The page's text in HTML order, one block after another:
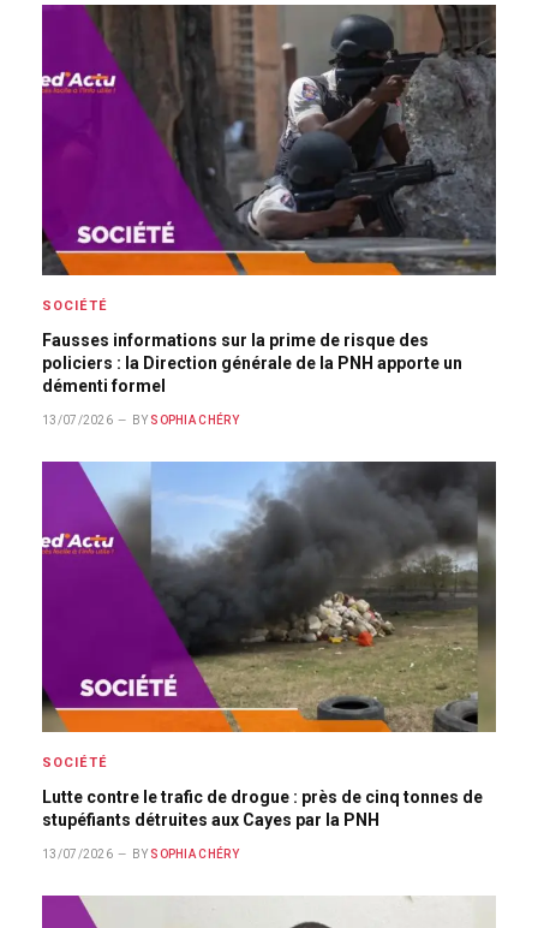
SOCIÉTÉ
Fausses informations sur la prime de risque des
policiers : la Direction générale de la PNH apporte un
démenti formel
13/07/2026 BY SOPHIA CHÉRY
SOCIÉTÉ
Lutte contre le trafic de drogue : près de cinq tonnes de
stupéfiants détruites aux Cayes par la PNH
13/07/2026 BY SOPHIA CHÉRY